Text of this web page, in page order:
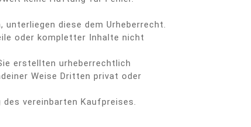
diese dem Urheberrecht.
oder kompletter Inhalte nicht
erstellten urheberrechtlich
Weise Dritten privat oder
vereinbarten Kaufpreises.